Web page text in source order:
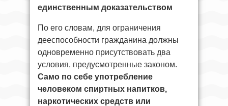
единственным доказательством
По его словам, для ограничения
дееспособности гражданина должны
одновременно присутствовать два
условия, предусмотренные законом.
Само по себе употребление
человеком спиртных напитков,
наркотических средств или